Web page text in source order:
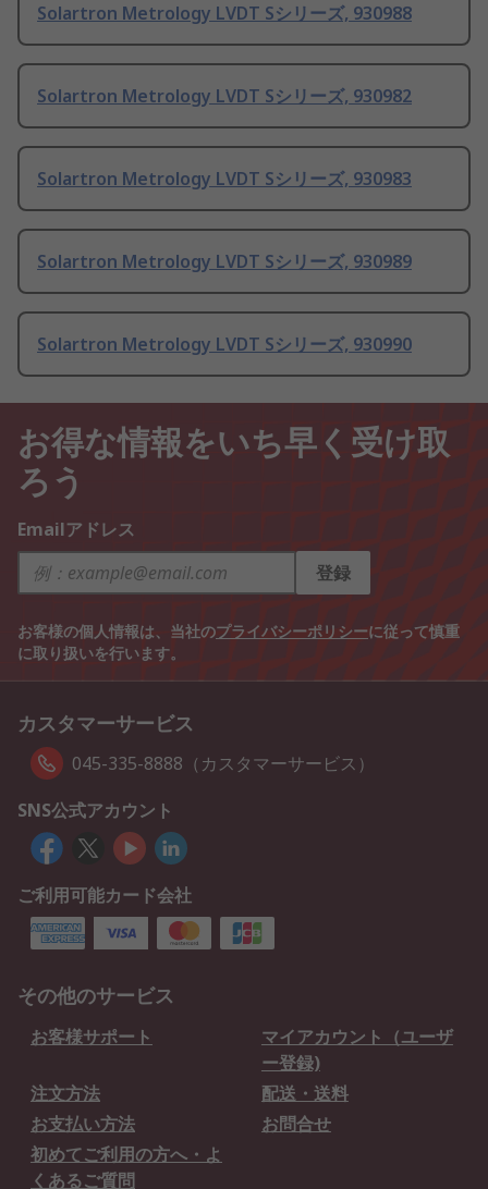
Solartron Metrology LVDT Sシリーズ, 930988
Solartron Metrology LVDT Sシリーズ, 930982
Solartron Metrology LVDT Sシリーズ, 930983
Solartron Metrology LVDT Sシリーズ, 930989
Solartron Metrology LVDT Sシリーズ, 930990
お得な情報をいち早く受け取
ろう
Emailアドレス
登録
お客様の個人情報は、当社のプライバシーポリシーに従って慎重
に取り扱いを行います。
カスタマーサービス
045-335-8888（カスタマーサービス）
SNS公式アカウント
ご利用可能カード会社
その他のサービス
お客様サポート
マイアカウント（ユーザ
ー登録)
注文方法
配送・送料
お支払い方法
お問合せ
初めてご利用の方へ・よ
くあるご質問